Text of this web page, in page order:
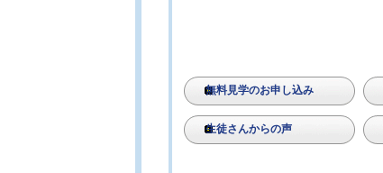
無料見学のお申し込み
生徒さんからの声